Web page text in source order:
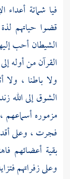
فيا شماتة
قضوا حياتهم
الشيطان أحب
القرآن من أوله
ولا باطنا ،
الشوق إلى الله
مزموره
فجرت ، وعلى
بقية أعضائهم
وعلى زفراتهم